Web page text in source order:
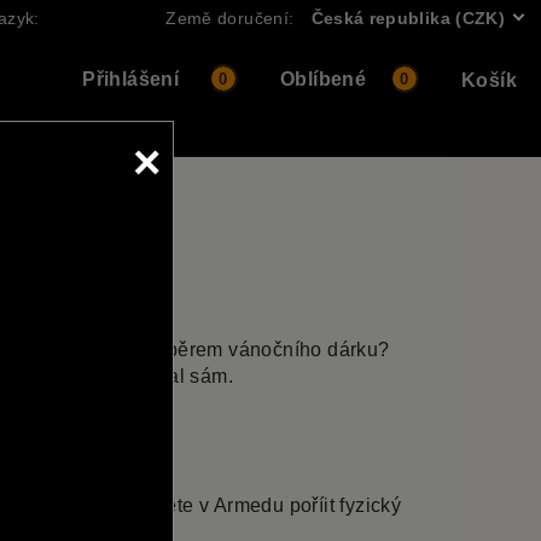
Země doručení: Česká republika (CZK)
Přihlášení 0 Oblíbené Košík
0
nevíte rady s výběrem vánočního dárku?
aby si dárek vybral sám.
nevíte rady, můžete v Armedu poříit fyzický
×